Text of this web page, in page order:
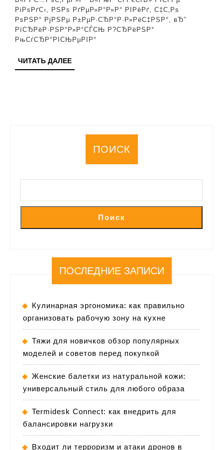
РіРѕРґС‹, РЅРѕ РґРµР»Р°Р»Р° РІРёРґ, С‡С‚Рѕ
РѕРЅР° РјРЅРµ Р±РµР·СЂР°Р·Р»РёС‡РЅР°, вЂ”
РїСЂРёР·РЅР°Р»Р°СЃСЊ Р?СЂРёРЅР°
РњСѓСЂР°РІСЊРµРІР°
ЧИТАТЬ ДАЛЕЕЧИТАТЬ
ДАЛЕЕ
ПОИСК
Поиск
ПОСЛЕДНИЕ ЗАПИСИ
Кулинарная эргономика: как правильно
организовать рабочую зону на кухне
Тяжи для новичков обзор популярных
моделей и советов перед покупкой
Женские балетки из натуральной кожи:
универсальный стиль для любого образа
Termidesk Connect: как внедрить для
балансировки нагрузки
Входит ли терроризм и атаки дронов в